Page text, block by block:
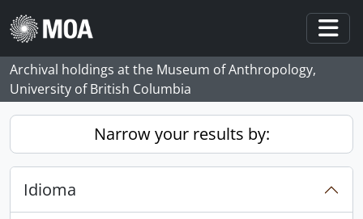
Skip to main content
Archival holdings at the Museum of Anthropology,
University of British Columbia
Narrow your results by:
Idioma